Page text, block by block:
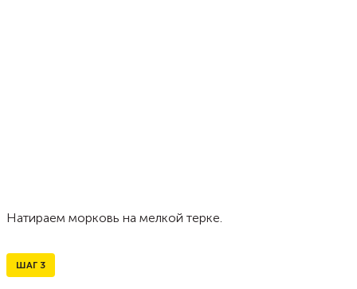
Натираем морковь на мелкой терке.
ШАГ 3